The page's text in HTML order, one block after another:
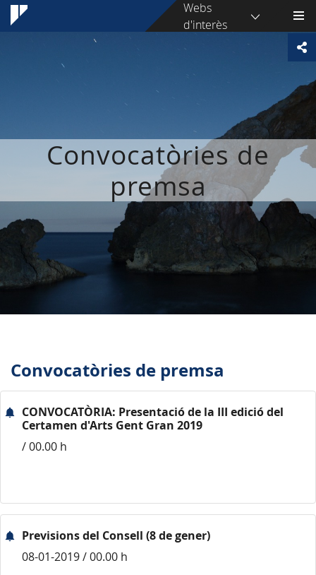
Webs
d'interès
Convocatòries de
premsa
Convocatòries de premsa
CONVOCATÒRIA: Presentació de la III edició del
Certamen d'Arts Gent Gran 2019
/ 00.00 h
Previsions del Consell (8 de gener)
08-01-2019 / 00.00 h